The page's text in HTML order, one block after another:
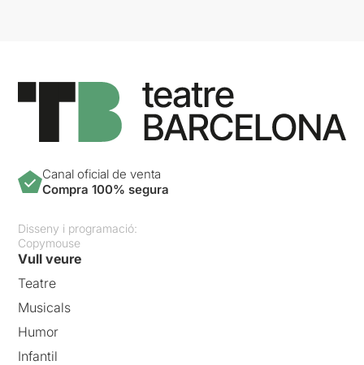
Canal oficial de venta
Compra 100% segura
Disseny i programació:
Copymouse
Vull veure
Teatre
Musicals
Humor
Infantil